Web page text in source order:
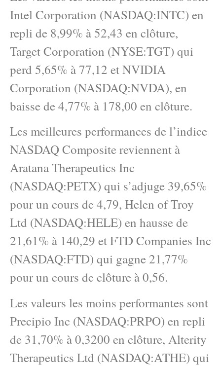
Intel Corporation (NASDAQ:INTC) en
repli de 8,99% à 52,43 en clôture,
Target Corporation (NYSE:TGT) qui
perd 5,65% à 77,12 et NVIDIA
Corporation (NASDAQ:NVDA), en
baisse de 4,77% à 178,00 en clôture.
Les meilleures performances de l’indice
NASDAQ Composite reviennent à
Aratana Therapeutics Inc
(NASDAQ:PETX) qui s’adjuge 39,65%
pour un cours de 4,79, Helen of Troy
Ltd (NASDAQ:HELE) en hausse de
21,61% à 140,29 et FTD Companies Inc
(NASDAQ:FTD) qui gagne 21,77%
pour un cours de clôture à 0,56.
Les valeurs les moins performantes sont
Precipio Inc (NASDAQ:PRPO) en repli
de 31,70% à 0,3200 en clôture, Alterity
Therapeutics Ltd (NASDAQ:ATHE) qui